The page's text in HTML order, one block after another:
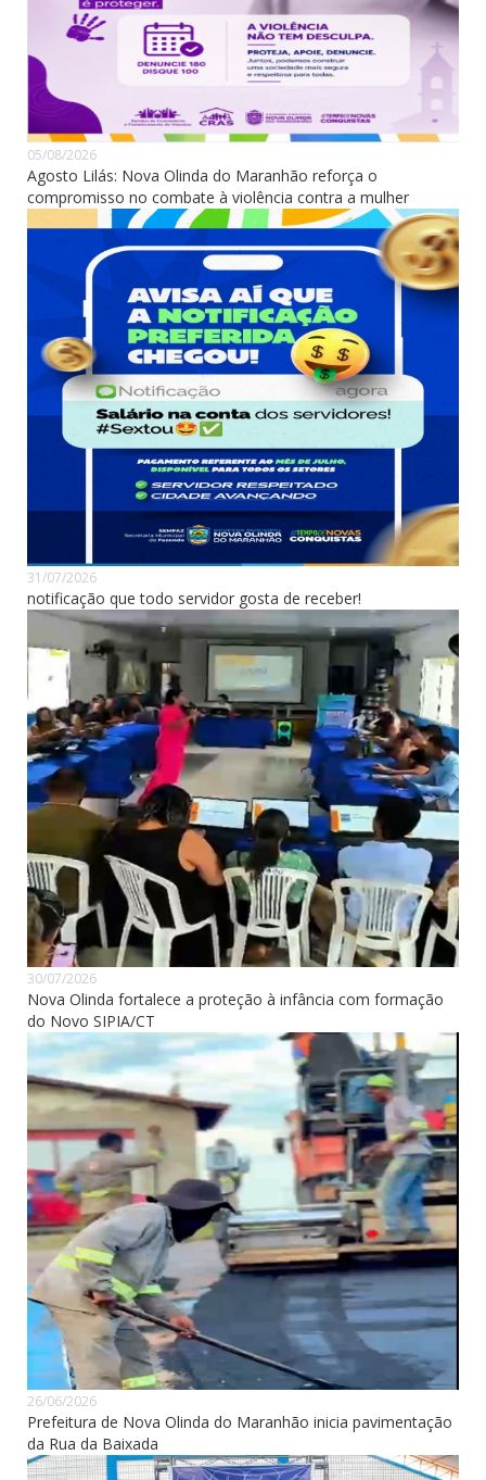
05/08/2026
Agosto Lilás: Nova Olinda do Maranhão reforça o
compromisso no combate à violência contra a mulher
31/07/2026
notificação que todo servidor gosta de receber!
30/07/2026
Nova Olinda fortalece a proteção à infância com formação
do Novo SIPIA/CT
26/06/2026
Prefeitura de Nova Olinda do Maranhão inicia pavimentação
da Rua da Baixada